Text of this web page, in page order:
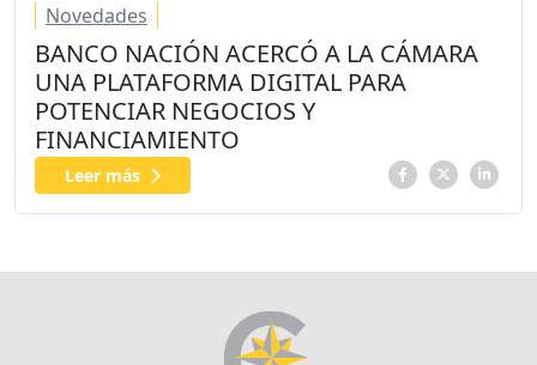
Novedades
BANCO NACIÓN ACERCÓ A LA CÁMARA
UNA PLATAFORMA DIGITAL PARA
POTENCIAR NEGOCIOS Y
FINANCIAMIENTO
Leer más